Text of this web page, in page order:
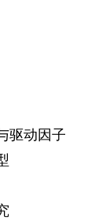
驱动因子